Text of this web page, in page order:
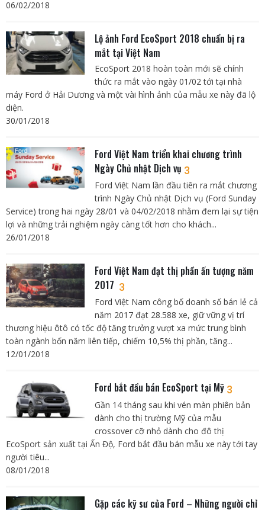
06/02/2018
Lộ ảnh Ford EcoSport 2018 chuẩn bị ra
mắt tại Việt Nam
EcoSport 2018 hoàn toàn mới sẽ chính
thức ra mắt vào ngày 01/02 tới tại nhà
máy Ford ở Hải Dương và một vài hình ảnh của mẫu xe này đã lộ
diện.
30/01/2018
Ford Việt Nam triển khai chương trình
Ngày Chủ nhật Dịch vụ 3
Ford Việt Nam lần đầu tiên ra mắt chương
trình Ngày Chủ nhật Dịch vụ (Ford Sunday
Service) trong hai ngày 28/01 và 04/02/2018 nhằm đem lại sự tiện
lợi và những trải nghiệm ngày càng tốt hơn cho khách...
26/01/2018
Ford Việt Nam đạt thị phần ấn tượng năm
2017 3
Ford Việt Nam công bố doanh số bán lẻ cả
năm 2017 đạt 28.588 xe, giữ vững vị trí
thương hiệu ôtô có tốc độ tăng trưởng vượt xa mức trung bình
toàn ngành bốn năm liên tiếp, chiếm 10,5% thị phần, tăng...
12/01/2018
Ford bắt đầu bán EcoSport tại Mỹ 3
Gần 14 tháng sau khi vén màn phiên bản
dành cho thị trường Mỹ của mẫu
crossover cỡ nhỏ dành cho đô thị
EcoSport sản xuất tại Ấn Độ, Ford bắt đầu bán mẫu xe này tới tay
người tiêu...
08/01/2018
Gặp các kỹ sư của Ford – Những người chỉ